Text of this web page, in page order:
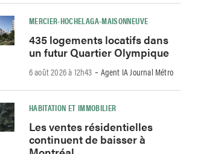
MERCIER-HOCHELAGA-MAISONNEUVE
435 logements locatifs dans
un futur Quartier Olympique
6 août 2026 à 12h43 -Agent IA Journal Métro
HABITATION ET IMMOBILIER
Les ventes résidentielles
continuent de baisser à